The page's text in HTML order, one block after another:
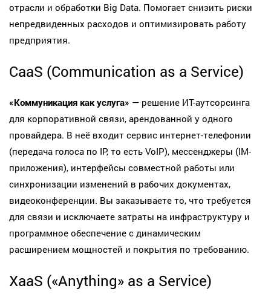
отрасли и обработки Big Data. Помогает снизить риски
непредвиденных расходов и оптимизировать работу
предприятия.
CaaS (Communication as a Service)
«Коммуникация как услуга» — решение ИТ-аутсорсинга
для корпоративной связи, арендованной у одного
провайдера. В неё входит сервис интернет-телефонии
(передача голоса по IP, то есть VoIP), мессенджеры (IM-
приложения), интерфейсы совместной работы или
синхронизации изменений в рабочих документах,
видеоконференции. Вы заказываете то, что требуется
для связи и исключаете затраты на инфраструктуру и
программное обеспечение с динамическим
расширением мощностей и покрытия по требованию.
XaaS («Anything» as a Service)